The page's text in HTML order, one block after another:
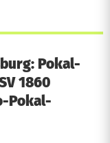
Pokal-
1860
Pokal-